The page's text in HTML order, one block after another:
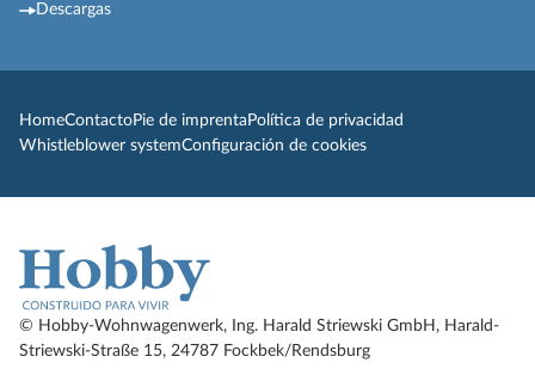
Descargas
HomeContactoPie de imprenta Política de privacidad
Whistleblower systemConfiguración de cookies
© Hobby-Wohnwagenwerk, Ing. Harald Striewski GmbH, Harald-
Striewski-Straße 15, 24787 Fockbek/Rendsburg